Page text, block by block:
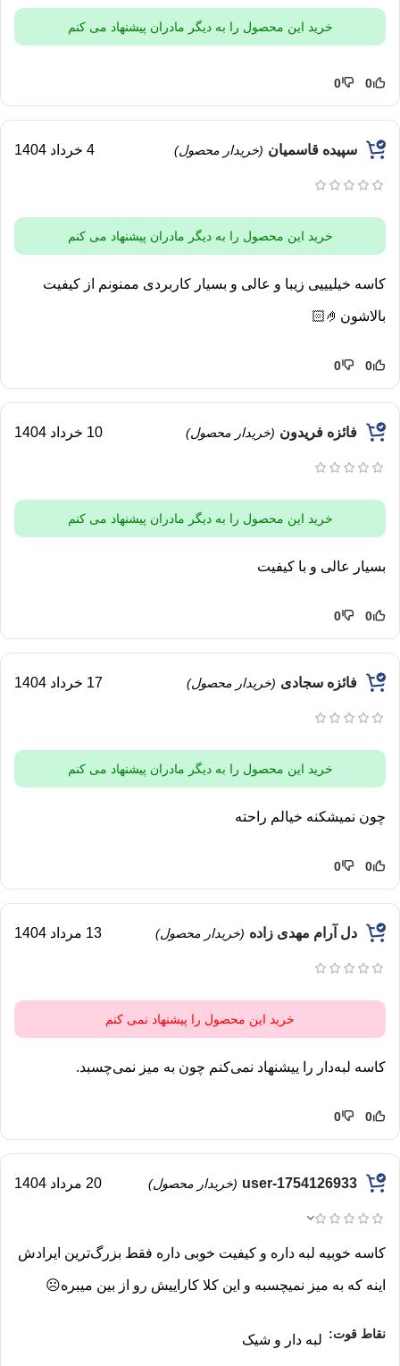
خرید این محصول را به دیگر مادران پیشنهاد می کنم
0
0
سپیده قاسمیان (خریدار محصول) 4 خرداد 1404
خرید این محصول را به دیگر مادران پیشنهاد می کنم
کاسه خیلیییی زیبا و عالی و بسیار کاربردی ممنونم از کیفیت
بالاشون🤌🏻
0
0
فائزه فریدون (خریدار محصول) 10 خرداد 1404
خرید این محصول را به دیگر مادران پیشنهاد می کنم
بسیار عالی و با کیفیت
0
0
فائزه سجادی (خریدار محصول) 17 خرداد 1404
خرید این محصول را به دیگر مادران پیشنهاد می کنم
چون نمیشکنه خیالم راحته
0
0
دل آرام مهدی زاده (خریدار محصول) 13 مرداد 1404
خرید این محصول را پیشنهاد نمی کنم
کاسه لبه‌دار را ییشنهاد نمی‌کنم چون به میز نمی‌چسبد.
0
0
(خریدار محصول) 20 مرداد 1404
کاسه خوبیه لبه داره و کیفیت خوبی داره فقط بزرگ‌ترین ایرادش
اینه که به میز نمیچسبه و این کلا کاراییش رو از بین میبره☹️
نقاط قوت: لبه دار و شیک